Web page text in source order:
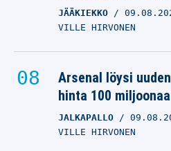
JÄÄKIEKKO
VILLE HIRVONEN
Arsenal löysi
hinta 100
JALKAPALLO
VILLE HIRVONEN